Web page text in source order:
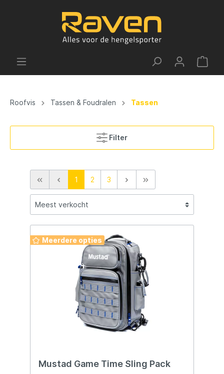
Roofvis Tassen & Foudralen Tassen
Filter
1 2 3
Meerdere opties
Mustad Game Time Sling Pack